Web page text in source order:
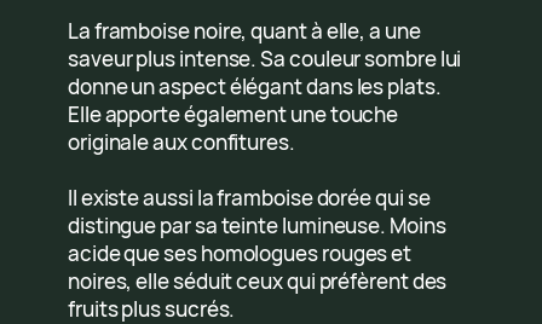
La framboise noire, quant à elle, a une
saveur plus intense. Sa couleur sombre lui
donne un aspect élégant dans les plats.
Elle apporte également une touche
originale aux confitures.
Il existe aussi la framboise dorée qui se
distingue par sa teinte lumineuse. Moins
acide que ses homologues rouges et
noires, elle séduit ceux qui préfèrent des
fruits plus sucrés.